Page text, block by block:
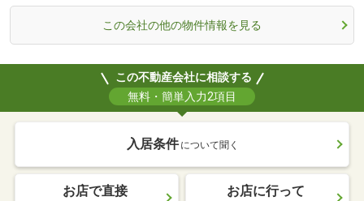
この会社の他の物件情報を見る
この不動産会社に相談する
無料・簡単入力2項目
入居条件 について聞く
お店で直接 お店に行って